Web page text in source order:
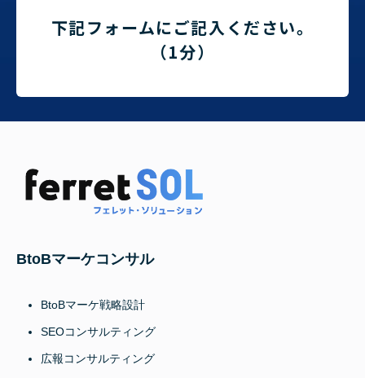
下記フォームにご記入ください。
（1分）
BtoBマーケコンサル
BtoBマーケ戦略設計
SEOコンサルティング
広報コンサルティング